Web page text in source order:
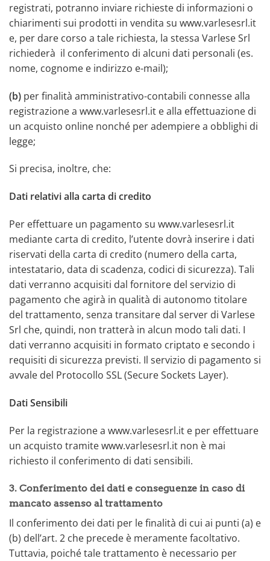
registrati, potranno inviare richieste di informazioni o
chiarimenti sui prodotti in vendita su www.varlesesrl.it
e, per dare corso a tale richiesta, la stessa Varlese Srl
richiederà il conferimento di alcuni dati personali (es.
nome, cognome e indirizzo e-mail);
(b) per finalità amministrativo-contabili connesse alla
registrazione a www.varlesesrl.it e alla effettuazione di
un acquisto online nonché per adempiere a obblighi di
legge;
Si precisa, inoltre, che:
Dati relativi alla carta di credito
Per effettuare un pagamento su www.varlesesrl.it
mediante carta di credito, l’utente dovrà inserire i dati
riservati della carta di credito (numero della carta,
intestatario, data di scadenza, codici di sicurezza). Tali
dati verranno acquisiti dal fornitore del servizio di
pagamento che agirà in qualità di autonomo titolare
del trattamento, senza transitare dal server di Varlese
Srl che, quindi, non tratterà in alcun modo tali dati. I
dati verranno acquisiti in formato criptato e secondo i
requisiti di sicurezza previsti. Il servizio di pagamento si
avvale del Protocollo SSL (Secure Sockets Layer).
Dati Sensibili
Per la registrazione a www.varlesesrl.it e per effettuare
un acquisto tramite www.varlesesrl.it non è mai
richiesto il conferimento di dati sensibili.
3. Conferimento dei dati e conseguenze in caso di
mancato assenso al trattamento
Il conferimento dei dati per le finalità di cui ai punti (a) e
(b) dell’art. 2 che precede è meramente facoltativo.
Tuttavia, poiché tale trattamento è necessario per